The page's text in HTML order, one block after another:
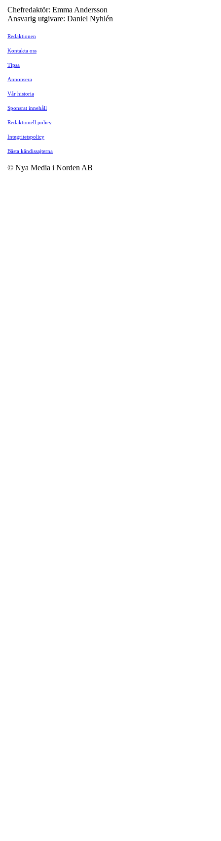
Chefredaktör: Emma Andersson
Ansvarig utgivare: Daniel Nyhlén
Redaktionen
Kontakta oss
Tipsa
Annonsera
Vår historia
Sponsrat innehåll
Redaktionell policy
Integritetspolicy
Bästa kändissajterna
© Nya Media i Norden AB